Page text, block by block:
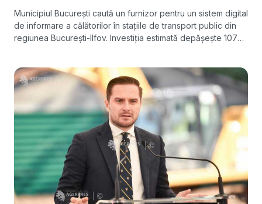
Municipiul București caută un furnizor pentru un sistem digital
de informare a călătorilor în stațiile de transport public din
regiunea București-Ilfov. Investiția estimată depășește 107